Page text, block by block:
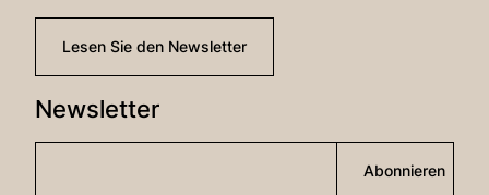
Lesen Sie den Newsletter
Newsletter
Abonnieren